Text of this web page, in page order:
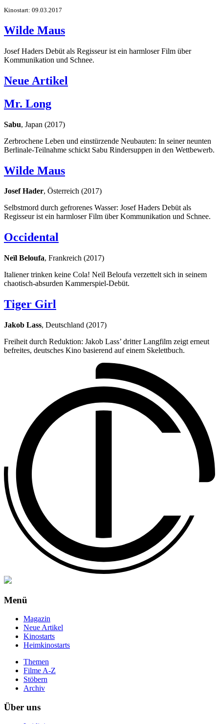
Kinostart: 09.03.2017
Wilde Maus
Josef Haders Debüt als Regisseur ist ein harmloser Film über
Kommunikation und Schnee.
Neue Artikel
Mr. Long
Sabu, Japan (2017)
Zerbrochene Leben und einstürzende Neubauten: In seiner neunten
Berlinale-Teilnahme schickt Sabu Rindersuppen in den Wettbewerb.
Wilde Maus
Josef Hader, Österreich (2017)
Selbstmord durch gefrorenes Wasser: Josef Haders Debüt als
Regisseur ist ein harmloser Film über Kommunikation und Schnee.
Occidental
Neïl Beloufa, Frankreich (2017)
Italiener trinken keine Cola! Neïl Beloufa verzettelt sich in seinem
chaotisch-absurden Kammerspiel-Debüt.
Tiger Girl
Jakob Lass, Deutschland (2017)
Freiheit durch Reduktion: Jakob Lass’ dritter Langfilm zeigt erneut
befreites, deutsches Kino basierend auf einem Skelettbuch.
Menü
Magazin
Neue Artikel
Kinostarts
Heimkinostarts
Themen
Filme A-Z
Stöbern
Archiv
Über uns